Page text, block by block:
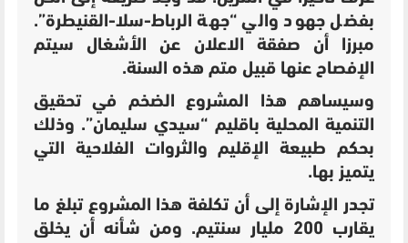
بفضل جهود والي “جهة الرباط-سلا-القنيطرة”.
مبرزا أن صفقة الاعلان عن الأشغال سيتم
الإفصاح عنها قبيل متم هذه السنة.
وسيساهم هذا المشروع الضخم في تحقيق
التنمية المحلية باقليم “سيدي سليمان”. وذلك
بحكم طبيعة الإقليم والثروات الفلاحية التي
يتميز بها.
تجدر الإشارة إلى أن تكلفة هذا المشروع تبلغ ما
يقارب 200 مليار سنتيم. ومن شأنه أن يخلق